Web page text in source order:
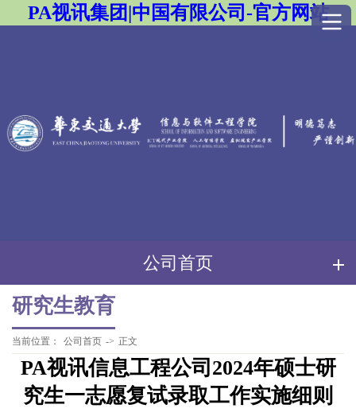
PA视讯集团|中国有限公司-官方网站
公司首页
研究生教育
当前位置： 公司首页 -> 正文
PA视讯信息工程公司2024年硕士研
究生一志愿复试录取工作实施细则